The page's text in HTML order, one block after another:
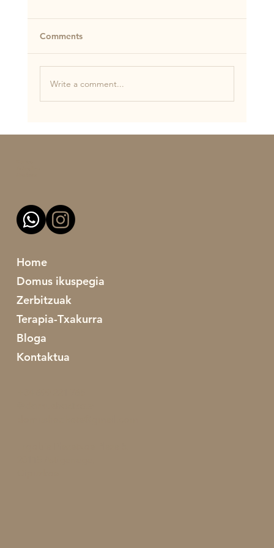
Comments
Write a comment...
Home
Domus ikuspegia
Zerbitzuak
Terapia-Txakurra
Bloga
Kontaktua